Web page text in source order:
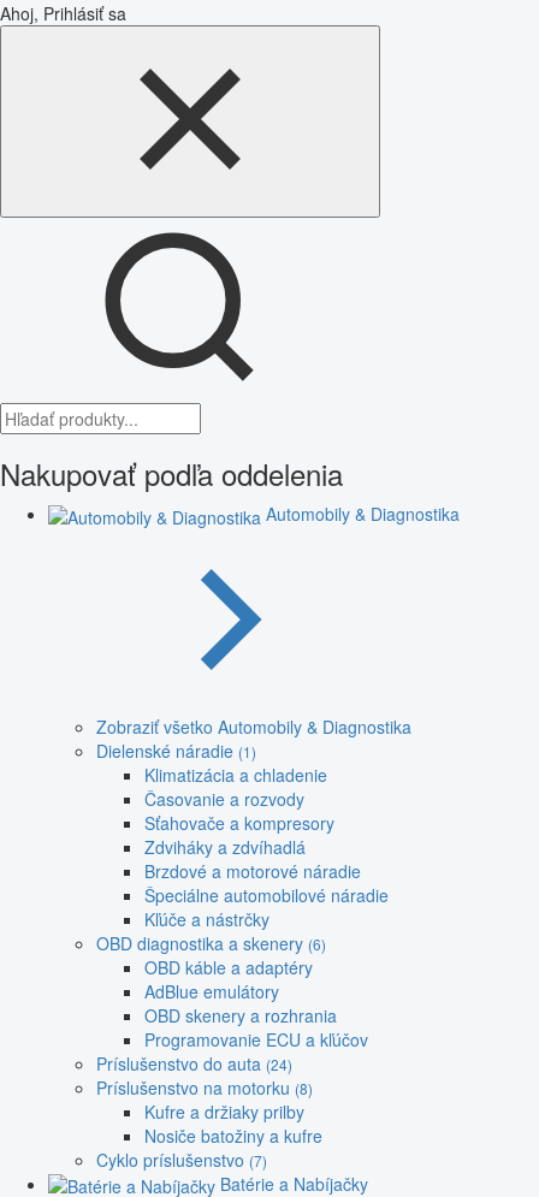
Ahoj, Prihlásiť sa
Nakupovať podľa oddelenia
Automobily & Diagnostika
Zobraziť všetko Automobily & Diagnostika
Dielenské náradie (1)
Klimatizácia a chladenie
Časovanie a rozvody
Sťahovače a kompresory
Zdviháky a zdvíhadlá
Brzdové a motorové náradie
Špeciálne automobilové náradie
Kľúče a nástrčky
OBD diagnostika a skenery (6)
OBD káble a adaptéry
AdBlue emulátory
OBD skenery a rozhrania
Programovanie ECU a kľúčov
Príslušenstvo do auta (24)
Príslušenstvo na motorku (8)
Kufre a držiaky prilby
Nosiče batožiny a kufre
Cyklo príslušenstvo (7)
Batérie a Nabíjačky